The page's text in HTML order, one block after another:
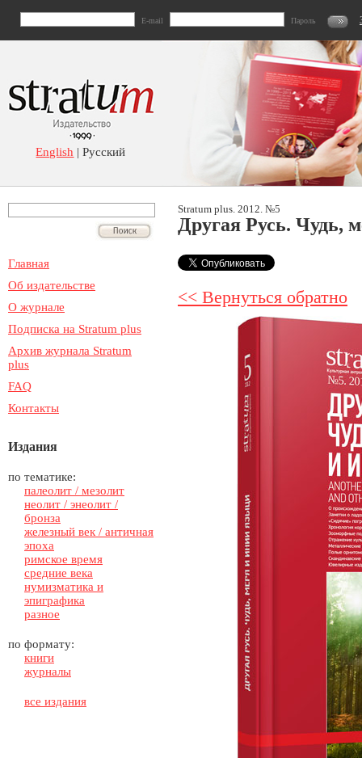
E-mail Пароль
English | Русский
Главная
Об издательстве
О журнале
Подписка на Stratum plus
Архив журнала Stratum
plus
FAQ
Контакты
Издания
по тематике:
палеолит / мезолит
неолит / энеолит /
бронза
железный век / античная
эпоха
римское время
средние века
нумизматика и
эпиграфика
разное
по формату:
книги
журналы
все издания
Stratum plus. 2012. №5
Другая Русь. Чудь,
<< Вернуться обратно